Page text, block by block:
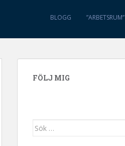
BLOGG ”ARBETSRUM”
FÖLJ MIG
Sök efter: